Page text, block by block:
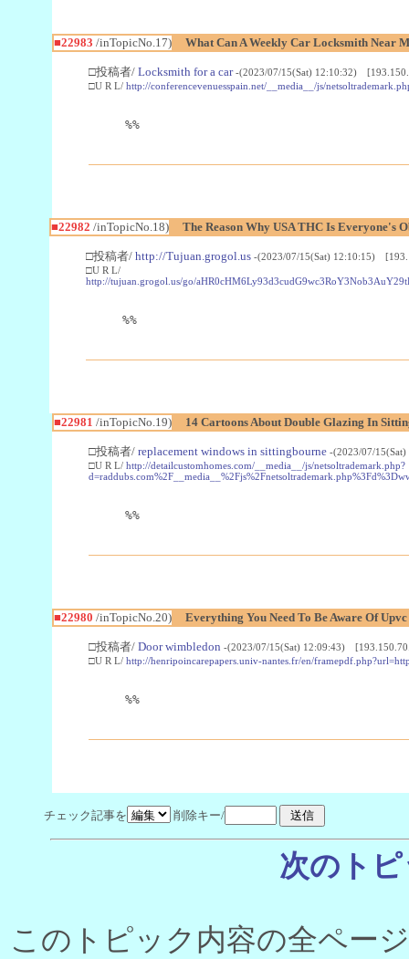
■22983 /inTopicNo.17) What Can A Weekly Car Locksmith Near
□投稿者/ Locksmith for a car -(2023/07/15(Sat) 12:10:32)
□U R L/ http://conferencevenuesspain.net/__media__/js/
%%
■22982 /inTopicNo.18) The Reason Why USA THC Is Everyone's
□投稿者/ http://Tujuan.grogol.us -(2023/07/15(Sat) 12:10:15)
□U R L/
http://tujuan.grogol.us/go/
%%
■22981 /inTopicNo.19) 14 Cartoons About Double Glazing In
□投稿者/ replacement windows in sittingbourne -(2023/07/
□U R L/ http://detailcustomhomes.com/__media__/js/netsoltrademark.php?
%%
■22980 /inTopicNo.20) Everything You Need To Be Aware Of
□投稿者/ Door wimbledon -(2023/07/15(Sat) 12:09:43)
□U R L/ http://henripoincarepapers.univ-nantes.fr/en/
%%
チェック記事を 削除キー/
次のト
このトピック内容の全ペー